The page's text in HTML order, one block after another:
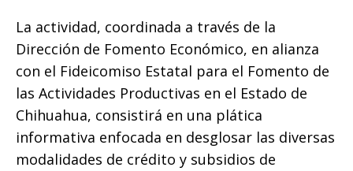
La actividad, coordinada a través de la
Dirección de Fomento Económico, en alianza
con el Fideicomiso Estatal para el Fomento de
las Actividades Productivas en el Estado de
Chihuahua, consistirá en una plática
informativa enfocada en desglosar las diversas
modalidades de crédito y subsidios de